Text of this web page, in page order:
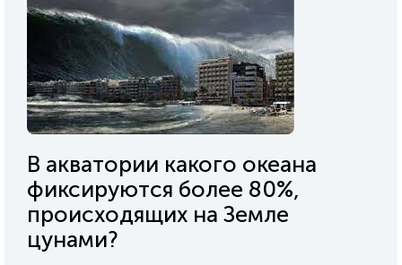
В акватории какого океана
фиксируются более 80%,
происходящих на Земле
цунами?